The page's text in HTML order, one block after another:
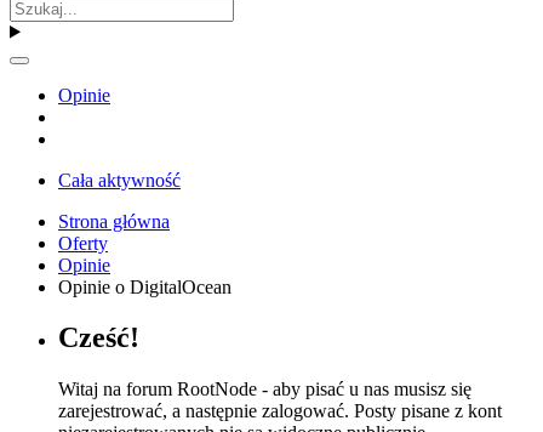
Opinie
Cała aktywność
Strona główna
Oferty
Opinie
Opinie o DigitalOcean
Cześć!
Witaj na forum RootNode - aby pisać u nas musisz się
zarejestrować, a następnie zalogować. Posty pisane z kont